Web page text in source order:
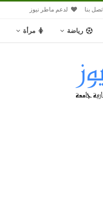
اتصل بنا لدعم ماطر نيوز
رياضة مرأة